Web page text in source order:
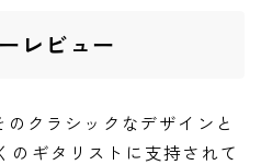
レビュー
クラシックなデザインと
のギタリストに支持されて